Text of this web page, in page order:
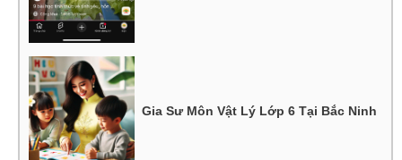
Gia Sư Môn Vật Lý Lớp 6 Tại Bắc Ninh